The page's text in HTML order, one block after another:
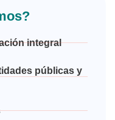
integral
públicas y